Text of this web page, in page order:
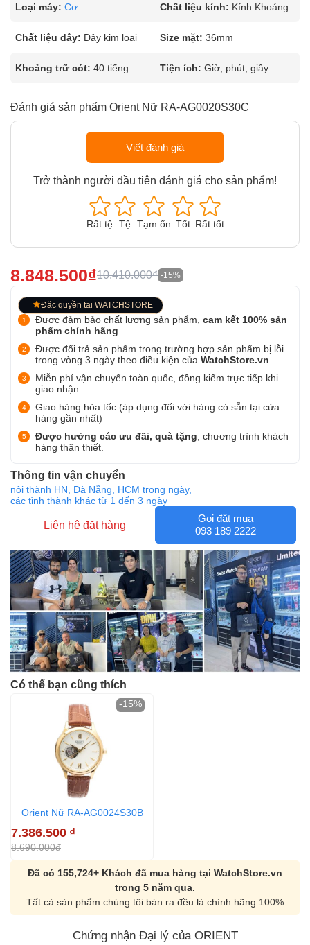
Loại máy: Cơ Chất liệu kính: Kính Khoáng
Chất liệu dây: Dây kim loại Size mặt: 36mm
Khoảng trữ cót: 40 tiếng Tiện ích: Giờ, phút, giây
Đánh giá sản phẩm Orient Nữ RA-AG0020S30C
Viết đánh giá
Trở thành người đầu tiên đánh giá cho sản phẩm!
Rất tệ Tệ Tạm ổn Tốt Rất tốt
8.848.500₫10.410.000₫ -15%
Đặc quyền tại WATCHSTORE
Được đảm bảo chất lượng sản phẩm, cam kết 100% sản
phẩm chính hãng
Được đổi trả sản phẩm trong trường hợp sản phẩm bị lỗi
trong vòng 3 ngày theo điều kiện của WatchStore.vn
Miễn phí vận chuyển toàn quốc, đồng kiểm trực tiếp khi
giao nhận.
Giao hàng hỏa tốc (áp dụng đối với hàng có sẵn tại cửa
hàng gần nhất)
Được hưởng các ưu đãi, quà tặng , chương trình khách
hàng thân thiết.
Thông tin vận chuyển
nội thành HN, Đà Nẵng, HCM trong ngày,
các tỉnh thành khác từ 1 đến 3 ngày
Liên hệ đặt hàng
Gọi đặt mua
093 189 2222
Có thể bạn cũng thích
Orient Nữ RA-AG0024S30B
7.386.500 ₫
8.690.000đ
-15%
Đã có 155,724+ Khách đã mua hàng tại WatchStore.vn
trong 5 năm qua.
Tất cả sản phẩm chúng tôi bán ra đều là chính hãng 100%
Chứng nhận Đại lý của ORIENT